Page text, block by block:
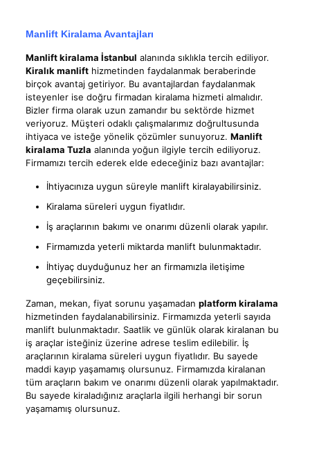
Manlift Kiralama Avantajları
Manlift kiralama İstanbul alanında sıklıkla tercih ediliyor.
Kiralık manlifthizmetinden faydalanmak beraberinde
birçok avantaj getiriyor. Bu avantajlardan faydalanmak
isteyenler ise doğru firmadan kiralama hizmeti almalıdır.
Bizler firma olarak uzun zamandır bu sektörde hizmet
veriyoruz. Müşteri odaklı çalışmalarımız doğrultusunda
ihtiyaca ve isteğe yönelik çözümler sunuyoruz. Manlift
kiralama Tuzla alanında yoğun ilgiyle tercih ediliyoruz.
Firmamızı tercih ederek elde edeceğiniz bazı avantajlar:
İhtiyacınıza uygun süreyle manlift kiralayabilirsiniz.
Kiralama süreleri uygun fiyatlıdır.
İş araçlarının bakımı ve onarımı düzenli olarak yapılır.
Firmamızda yeterli miktarda manlift bulunmaktadır.
İhtiyaç duyduğunuz her an firmamızla iletişime
geçebilirsiniz.
Zaman, mekan, fiyat sorunu yaşamadan platform kiralama
hizmetinden faydalanabilirsiniz. Firmamızda yeterli sayıda
manlift bulunmaktadır. Saatlik ve günlük olarak kiralanan bu
iş araçlar isteğiniz üzerine adrese teslim edilebilir. İş
araçlarının kiralama süreleri uygun fiyatlıdır. Bu sayede
maddi kayıp yaşamamış olursunuz. Firmamızda kiralanan
tüm araçların bakım ve onarımı düzenli olarak yapılmaktadır.
Bu sayede kiraladığınız araçlarla ilgili herhangi bir sorun
yaşamamış olursunuz.